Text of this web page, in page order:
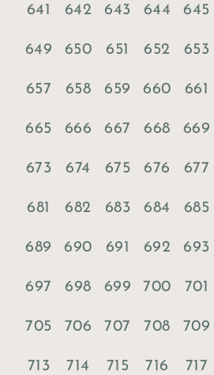
641 642 643 644 645
649 650 651 652 653
657 658 659 660 661
665 666 667 668 669
673 674 675 676 677
681 682 683 684 685
689 690 691 692 693
697 698 699 700 701
705 706 707 708 709
713 714 715 716 717